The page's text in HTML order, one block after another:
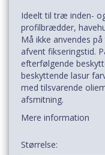
Ideelt til træ inden-
profilbrædder,
Må ikke anvendes
afvent fikseringstid.
efterfølgende
beskyttende lasur
med tilsvarende
afsmitning.
Mere information
Størrelse: